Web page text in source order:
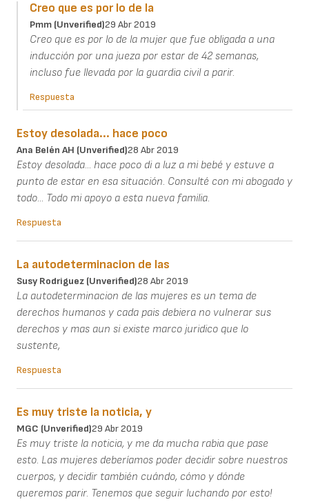
Creo que es por lo de la
Pmm (unverified)29 Abr 2019
Creo que es por lo de la mujer que fue obligada a una
inducción por una jueza por estar de 42 semanas,
incluso fue llevada por la guardia civil a parir.
Respuesta
Estoy desolada... hace poco
Ana Belén AH (unverified)28 Abr 2019
Estoy desolada... hace poco di a luz a mi bebé y estuve a
punto de estar en esa situación. Consulté con mi abogado y
todo... Todo mi apoyo a esta nueva familia.
Respuesta
La autodeterminacion de las
Susy Rodriguez (unverified)28 Abr 2019
La autodeterminacion de las mujeres es un tema de
derechos humanos y cada pais debiera no vulnerar sus
derechos y mas aun si existe marco juridico que lo
sustente,
Respuesta
Es muy triste la noticia, y
MGC (unverified)29 Abr 2019
Es muy triste la noticia, y me da mucha rabia que pase
esto. Las mujeres deberíamos poder decidir sobre nuestros
cuerpos, y decidir también cuándo, cómo y dónde
queremos parir. Tenemos que seguir luchando por esto!